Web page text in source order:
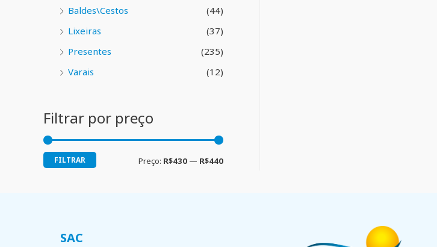
Baldes\Cestos
(44)
Lixeiras
(37)
Presentes
(235)
Varais
(12)
Filtrar por preço
FILTRAR Preço: R$430 — R$440
SAC